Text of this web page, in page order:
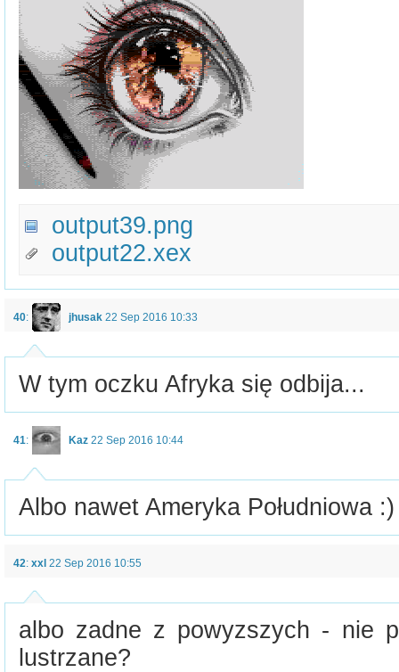
output39.png
output22.xex
40: jhusak 22 Sep 2016 10:33
W tym oczku Afryka się odbija...
41: Kaz 22 Sep 2016 10:44
Albo nawet Ameryka Południowa :)
42: xxl 22 Sep 2016 10:55
albo zadne z powyzszych - nie
lustrzane?